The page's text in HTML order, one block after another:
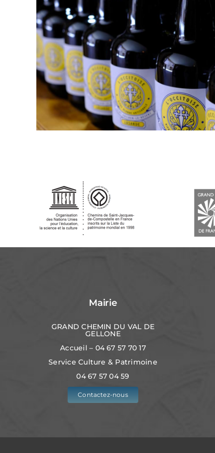
Mairie
GRAND CHEMIN DU VAL DE
GELLONE
Accueil – 04 67 57 70 17
Service Culture & Patrimoine
04 67 57 04 59
Contactez-nous